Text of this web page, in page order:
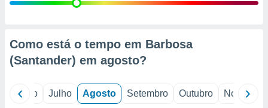
através
Como está o tempo em Barbosa
(Santander) em agosto?
Junho Julho Agosto Setembro Outubro Novembro